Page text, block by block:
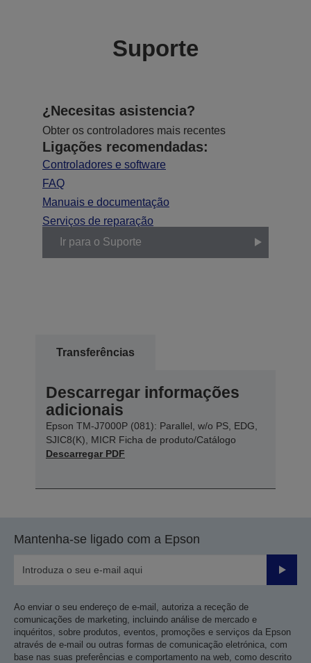
Suporte
¿Necesitas asistencia?
Obter os controladores mais recentes
Ligações recomendadas:
Controladores e software
FAQ
Manuais e documentação
Serviços de reparação
Ir para o Suporte
Transferências
Descarregar informações
adicionais
Epson TM-J7000P (081): Parallel, w/o PS, EDG,
SJIC8(K), MICR Ficha de produto/Catálogo
Descarregar PDF
Mantenha-se ligado com a Epson
Enviar
Ao enviar o seu endereço de e-mail, autoriza a receção de
comunicações de marketing, incluindo análise de mercado e
inquéritos, sobre produtos, eventos, promoções e serviços da Epson
através de e-mail ou outras formas de comunicação eletrónica, com
base nas suas preferências e comportamento na web, como descrito